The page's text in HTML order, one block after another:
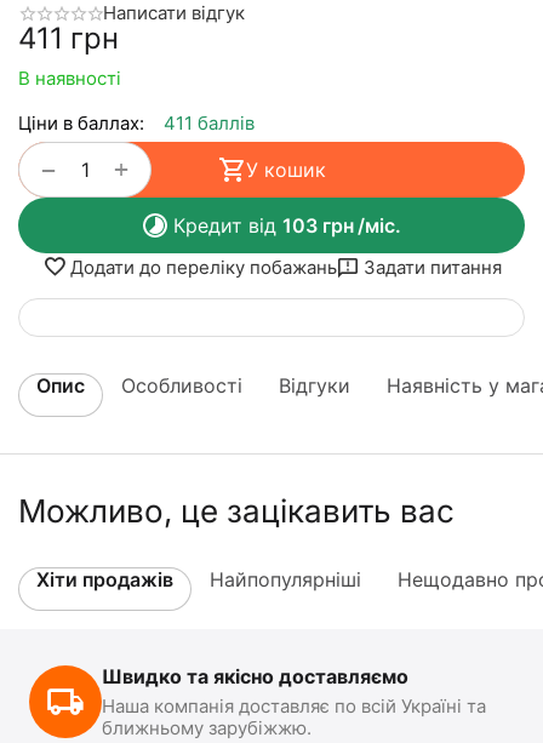
Написати відгук
‍411‍ грн
В наявності
Ціни в баллах:
411 баллів
+
− У кошик
Кредит від 103грн/міс.
Додати до переліку побажань Задати питання
Опис Особливості Відгуки Наявність у
Можливо, це зацікавить вас
Хіти продажів Найпопулярніші Нещодавно
Швидко та якісно доставляємо
Наша компанія доставляє по всій Україні та
ближньому зарубіжжю.